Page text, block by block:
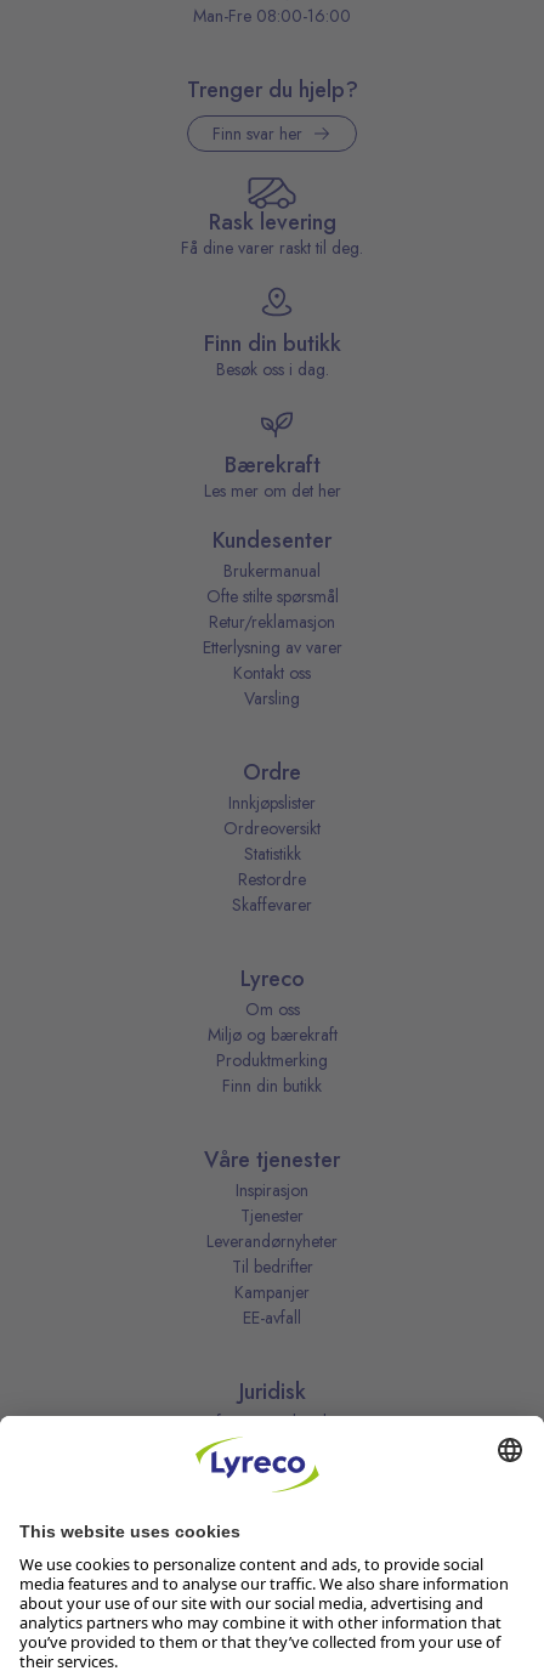
Man-Fre 08:00-16:00
Trenger du hjelp?
Finn svar her
Rask levering
Få dine varer raskt til deg.
Finn din butikk
Besøk oss i dag.
Bærekraft
Les mer om det her
Kundesenter
Brukermanual
Ofte stilte spørsmål
Retur/reklamasjon
Etterlysning av varer
Kontakt oss
Varsling
Ordre
Innkjøpslister
Ordreoversikt
Statistikk
Restordre
Skaffevarer
Lyreco
Om oss
Miljø og bærekraft
Produktmerking
Finn din butikk
Våre tjenester
Inspirasjon
Tjenester
Leverandørnyheter
Til bedrifter
Kampanjer
EE-avfall
Juridisk
Informasjonskapsler
Kjøpsbetingelser
Personvernerklæring
Vilkår
Vilkår for kundeklubben
Åpenhetsloven
Endre dine personvernsinnstillinger